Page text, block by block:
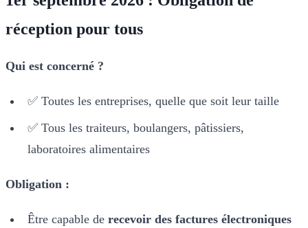
réception pour tous
Qui est concerné ?
✅ Toutes les entreprises, quelle que soit leur taille
✅ Tous les traiteurs, boulangers, pâtissiers,
laboratoires alimentaires
Obligation :
Être capable de recevoir des factures électroniques